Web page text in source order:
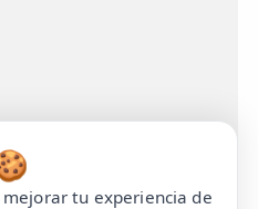
tu experiencia de